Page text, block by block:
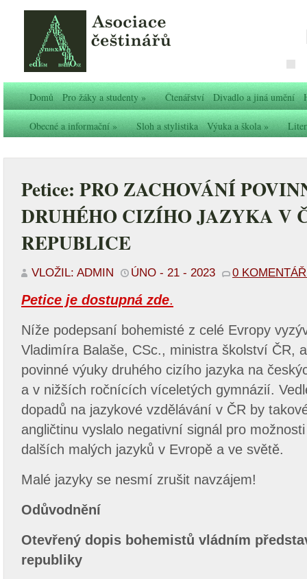
Domů Pro žáky a studenty» Čtenářství Divadlo a jiná umění
Obecné a informační» Sloh a stylistika Výuka a škola»
Petice: PRO ZACHOVÁNÍ
DRUHÉHO CIZÍHO JAZYKA V
REPUBLICE
VLOŽIL: ADMIN ÚNO - 21 - 2023 0
Petice je dostupná zde.
Níže podepsaní bohemisté z celé Evropy
Vladimíra Balaše, CSc., ministra školství ČR,
povinné výuky druhého cizího jazyka na
a v nižších ročnících víceletých gymnázií.
dopadů na jazykové vzdělávání v ČR by
angličtinu vyslalo negativní signál pro
dalších malých jazyků v Evropě a ve světě.
Malé jazyky se nesmí zrušit navzájem!
Odůvodnění
Otevřený dopis bohemistů vládním
republiky